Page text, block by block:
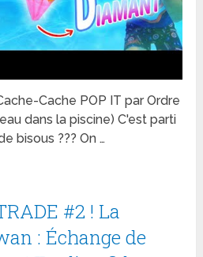
Cache POP IT par Ordre
dans la piscine) C'est parti
bisous ??? On …
#2 ! La
: Échange de